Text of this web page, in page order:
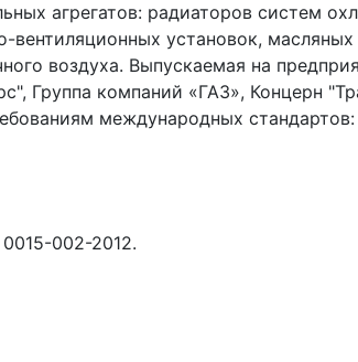
агрегатов: радиаторов систем
вентиляционных установок,
воздуха. Выпускаемая на
Группа компаний «ГАЗ», Концерн
международных стандартов:
0015-002-2012.